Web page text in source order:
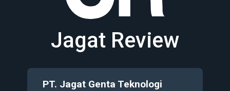
Jagat Review
PT. Jagat Genta Teknologi